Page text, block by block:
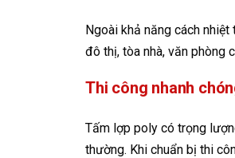
Ngoài khả năng cách
đô thị, tòa nhà, văn phòng
Thi công nhanh
Tấm lợp poly có trọng
thường. Khi chuẩn bị thi